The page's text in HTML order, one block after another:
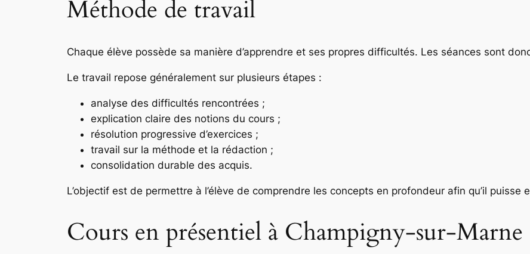
Méthode de travail
Chaque élève possède sa manière d’apprendre et ses propres difficultés. Les séances sont
Le travail repose généralement sur plusieurs étapes :
analyse des difficultés rencontrées ;
explication claire des notions du cours ;
résolution progressive d’exercices ;
travail sur la méthode et la rédaction ;
consolidation durable des acquis.
L’objectif est de permettre à l’élève de comprendre les concepts en profondeur afin qu’il
Cours en présentiel à Champigny-sur-Marne